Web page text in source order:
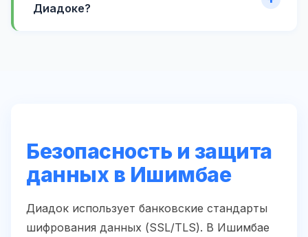
Диадоке?
Безопасность и защита
данных в Ишимбае
Диадок использует банковские стандарты
шифрования данных (SSL/TLS). В Ишимбае